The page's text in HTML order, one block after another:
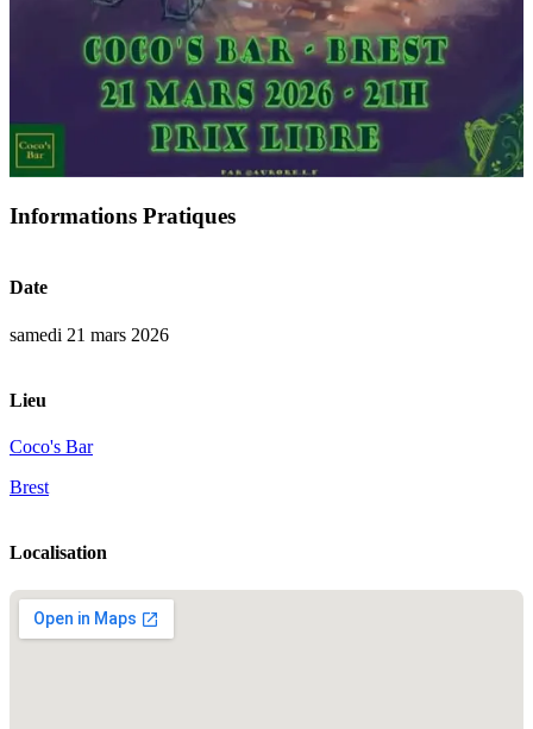
Informations Pratiques
Date
samedi 21 mars 2026
Lieu
Coco's Bar
Brest
Localisation